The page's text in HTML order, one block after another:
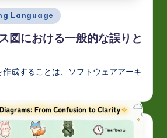
Language
図における一般的な誤りと
成することは、ソフトウェアアーキ